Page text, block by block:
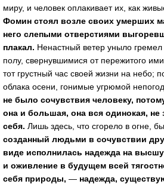
миру, и человек оплакивает их, как
Фомин стоял возле своих умерших
него слепыми отверстиями
плакал. Ненастный ветер уныло
полу, свернувшимися от пережитого
тот грустный час своей жизни на небо;
облака осени, гонимые угрюмой
не было сочувствия человеку,
она и большая, она вся одинокая, не
себя. Лишь здесь, что сгорело в огне,
созданный людьми в сочувствии
виде исполнилась надежда на
и оживление в будущем всей
себя природы, — надежда,